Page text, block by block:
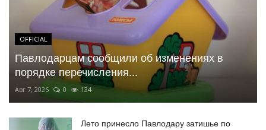
OFFICIAL
Павлодарцам сообщили об изменениях в
порядке перечисления...
Авг 7, 2026 0 134
Лето принесло Павлодару затишье по